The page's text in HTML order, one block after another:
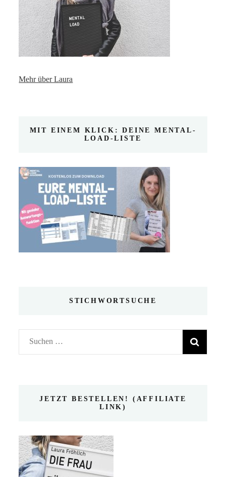
Mehr über Laura
MIT EINEM KLICK: DEINE MENTAL-
LOAD-LISTE
STICHWORTSUCHE
Suchen
nach:
JETZT BESTELLEN! (AFFILIATE
LINK)